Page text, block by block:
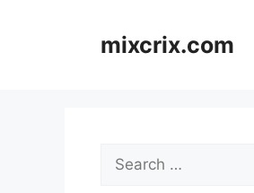
mixcrix.com
Search
for: